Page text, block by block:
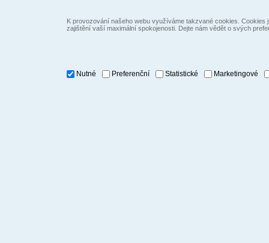
K provozování našeho webu využíváme takzvané cookies.
zajištění vaší maximální spokojenosti. Dejte nám vědět o svých
Nutné Preferenční Statistické Marketingové